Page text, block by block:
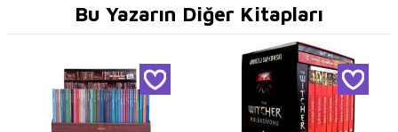
Bu Yazarın Diğer Kitapları